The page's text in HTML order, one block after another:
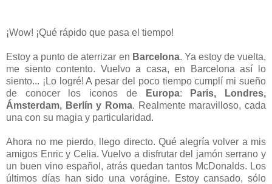
¡Wow! ¡Qué rápido que pasa el tiempo!
Estoy a punto de aterrizar en Barcelona. Ya estoy de vuelta,
me siento contento. Vuelvo a casa, en Barcelona así lo
siento... ¡Lo logré! A pesar del poco tiempo cumplí mi sueño
de conocer los iconos de
Europa:
Paris, Londres,
Ámsterdam, Berlín y Roma. Realmente maravilloso, cada
una con su magia y particularidad.
Ahora no me pierdo, llego directo. Qué alegría volver a mis
amigos Enric y Celia. Vuelvo a disfrutar del jamón serrano y
un buen vino español, atrás quedan tantos McDonalds. Los
últimos días han sido una vorágine. Estoy cansado, sólo